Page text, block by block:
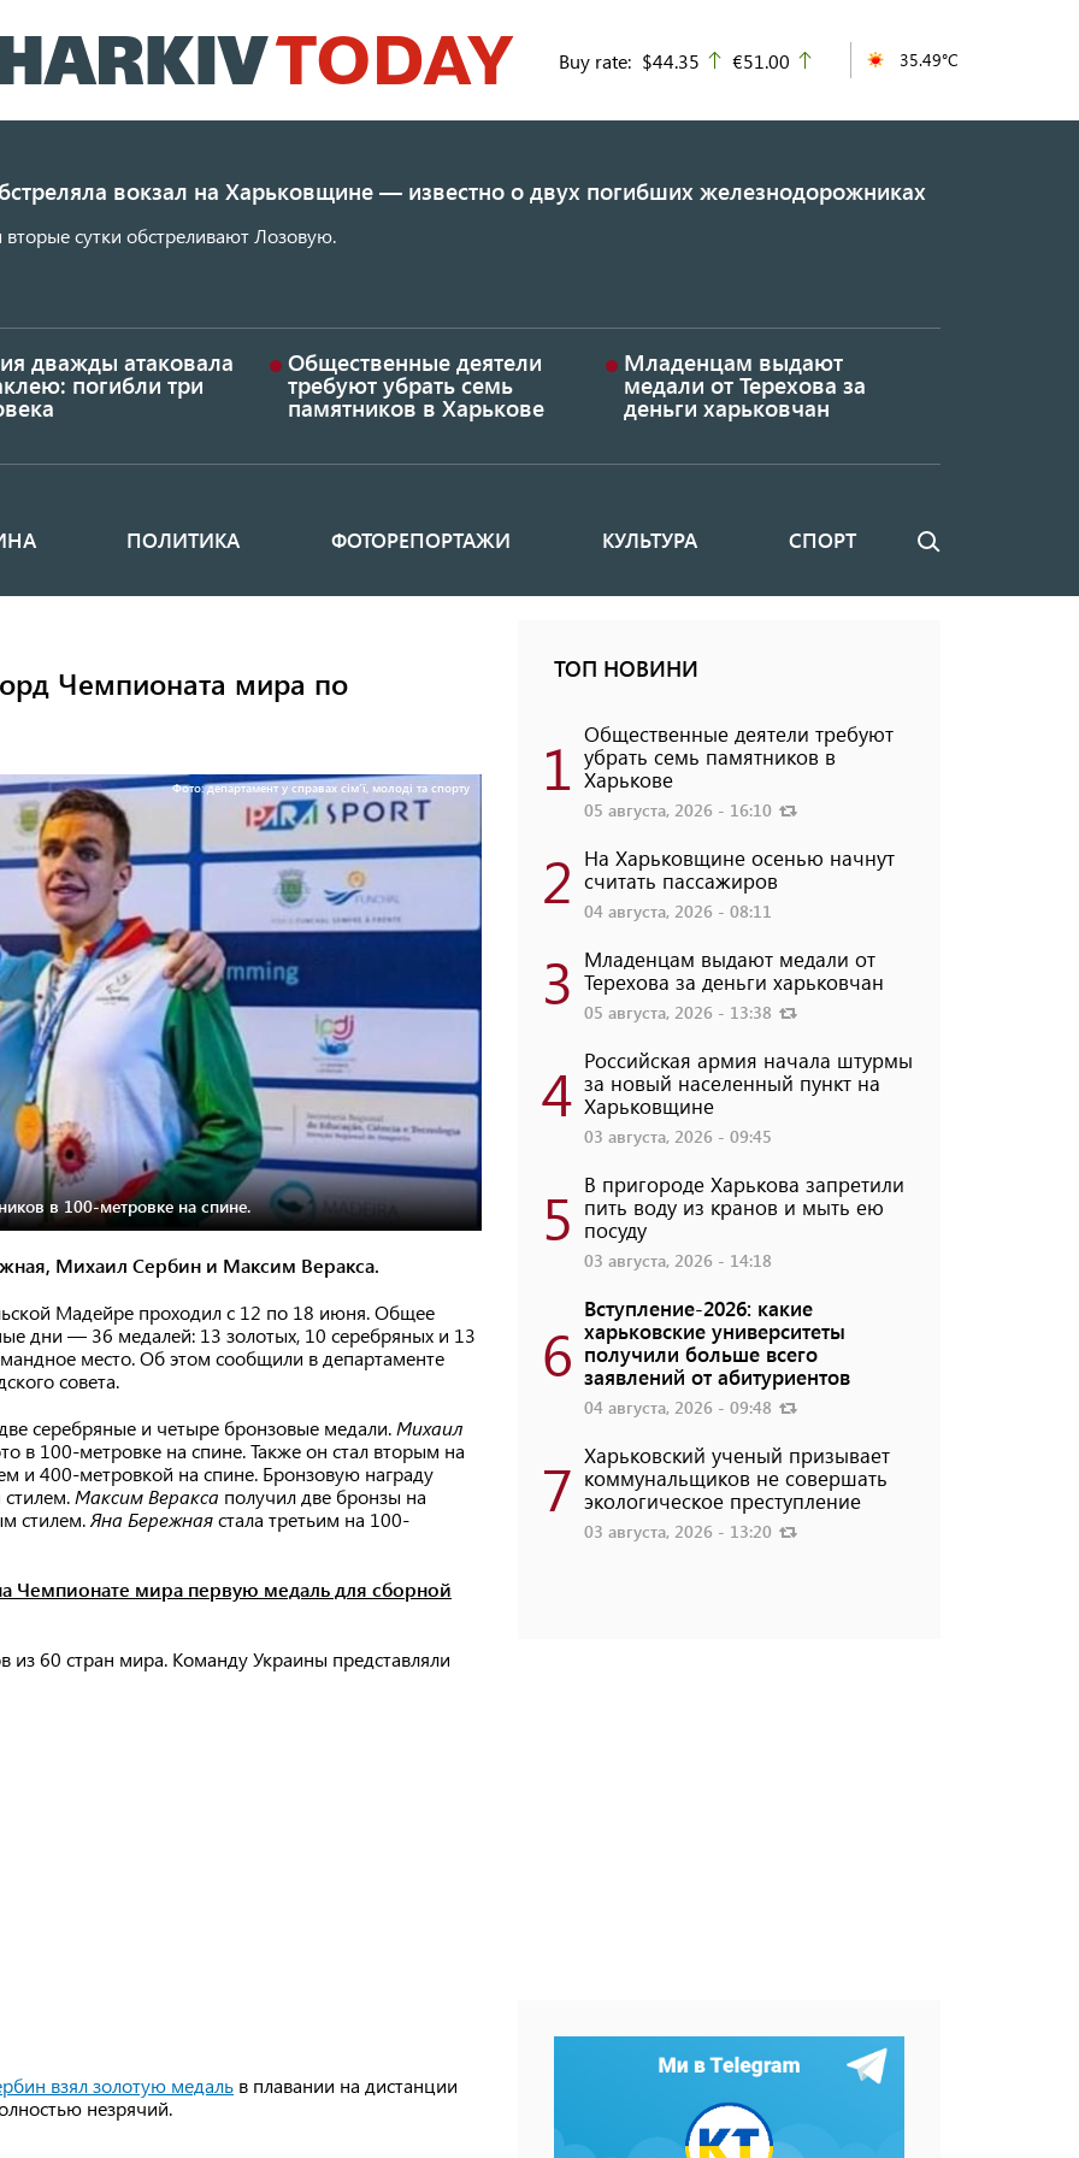
к
основному
Buy rate: $44.35 up
€51.00 35.49°C
вокзал на Харьковщине — известно о двух погибших железнодорожниках
сутки обстреливают Лозовую.
дважды атаковала
погибли три
Общественные деятели
требуют убрать семь
памятников в Харькове
Младенцам выдают
медали от Терехова за
деньги харьковчан
ПОЛИТИКА ФОТОРЕПОРТАЖИ КУЛЬТУРА СПОРТ Поиск
Чемпионата мира по
Фото: департамент у справах сімʼї, молоді та спорту
в 100-метровке на спине.
Михаил Сербин и Максим Веракса.
Мадейре проходил с 12 по 18 июня. Общее
дни — 36 медалей: 13 золотых, 10 серебряных и 13
место. Об этом сообщили в департаменте
совета.
серебряные и четыре бронзовые медали.Михаил
в 100-метровке на спине. Также он стал вторым на
и 400-метровкой на спине. Бронзовую награду
Максим Веракса получил две бронзы на
стилем.Яна Бережнаястала третьим на 100-
Чемпионате мира первую медаль для сборной
из 60 стран мира. Команду Украины представляли
взял золотую медаль в плавании на дистанции
незрячий.
ТОП НОВИНИ
1 Общественные деятели требуют
убрать семь памятников в
Харькове
05 августа, 2026 - 16:10
2 На Харьковщине осенью начнут
считать пассажиров
04 августа, 2026 - 08:11
3 Младенцам выдают медали от
Терехова за деньги харьковчан
05 августа, 2026 - 13:38
4 Российская армия начала штурмы
за новый населенный пункт на
Харьковщине
03 августа, 2026 - 09:45
5 В пригороде Харькова запретили
пить воду из кранов и мыть ею
посуду
03 августа, 2026 - 14:18
6
Вступление-2026: какие
харьковские университеты
получили больше всего
заявлений от абитуриентов
04 августа, 2026 - 09:48
7 Харьковский ученый призывает
коммунальщиков не совершать
экологическое преступление
03 августа, 2026 - 13:20